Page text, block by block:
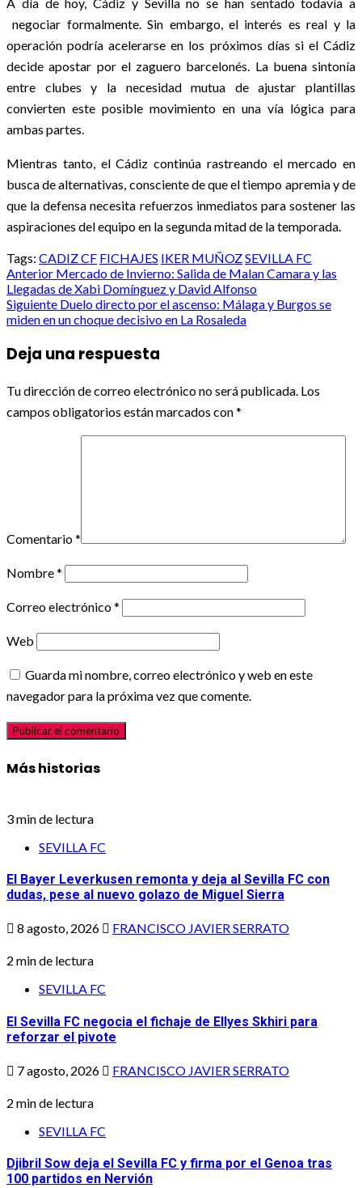
negociar formalmente. Sin embargo, el interés es real y la
operación podría acelerarse en los próximos días si el Cádiz
decide apostar por el zaguero barcelonés. La buena sintonía
entre clubes y la necesidad mutua de ajustar plantillas
convierten este posible movimiento en una vía lógica para
ambas partes.
Mientras tanto, el Cádiz continúa rastreando el mercado en
busca de alternativas, consciente de que el tiempo apremia y de
que la defensa necesita refuerzos inmediatos para sostener las
aspiraciones del equipo en la segunda mitad de la temporada.
Tags: CADIZ CF FICHAJES IKER MUÑOZSEVILLA FC
Post
navigation
Anterior Mercado de Invierno: Salida de Malan Camara y las
Llegadas de Xabi Domínguez y David Alfonso
Siguiente Duelo directo por el ascenso: Málaga y Burgos se
miden en un choque decisivo en La Rosaleda
Deja una respuesta
Tu dirección de correo electrónico no será publicada. Los
campos obligatorios están marcados con*
Comentario*
Nombre*
Correo electrónico*
Web
Guarda mi nombre, correo electrónico y web en este
navegador para la próxima vez que comente.
Más historias
3 min de lectura
SEVILLA FC
El Bayer Leverkusen remonta y deja al Sevilla FC con
dudas, pese al nuevo golazo de Miguel Sierra
8 agosto, 2026 FRANCISCO JAVIER SERRATO
2 min de lectura
SEVILLA FC
El Sevilla FC negocia el fichaje de Ellyes Skhiri para
reforzar el pivote
7 agosto, 2026 FRANCISCO JAVIER SERRATO
2 min de lectura
SEVILLA FC
Djibril Sow deja el Sevilla FC y firma por el Genoa tras
100 partidos en Nervión